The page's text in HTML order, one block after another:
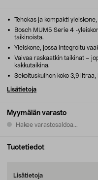
Myymälän varasto
Hakee varastosaldoa...
Tehokas ja kompakti
Bosch MUM5 Serie 4 -
taikinoista.
Yleiskone, jossa integroitu
Vaivaa raskaatkin taikinat –
kakkutaikina.
Sekoituskulhon koko 3,9 litraa,
Lisätietoja
Tuotetiedot
Lisätietoja